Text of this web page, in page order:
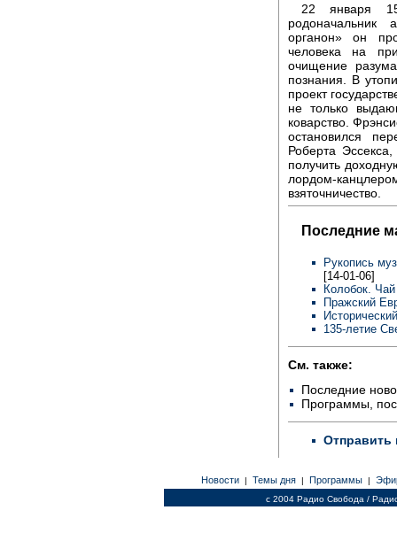
22 января
родоначальник
органон» он
человека на
очищение
познания. В
проект
не только
коварство.
остановился
Роберта
получить
лордом-
взяточничество.
Последние
Рукопись
[14-01-06]
Колобок.
Пражский
135-летие
См. также:
Последние
Программы,
Отправить
Новости | Темы дня | Программы |
c 2004 Радио Свобода /